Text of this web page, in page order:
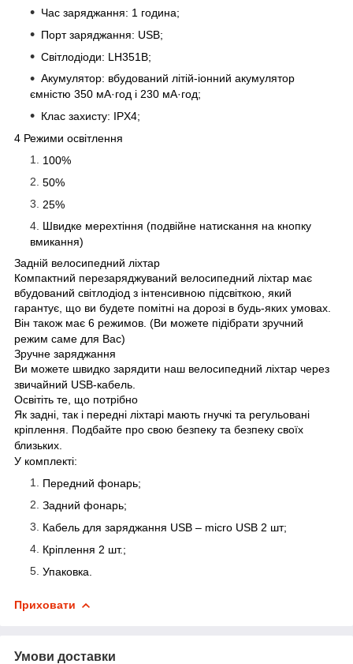
Час заряджання: 1 година;
Порт заряджання: USB;
Світлодіоди: LH351B;
Акумулятор: вбудований літій-іонний акумулятор
ємністю 350 мА·год і 230 мА·год;
Клас захисту: IPX4;
4 Режими освітлення
100%
50%
25%
Швидке мерехтіння (подвійне натискання на кнопку
вмикання)
Задній велосипедний ліхтар
Компактний перезаряджуваний велосипедний ліхтар має
вбудований світлодіод з інтенсивною підсвіткою, який
гарантує, що ви будете помітні на дорозі в будь-яких умовах.
Він також має 6 режимов (Ви можете підібрати зручний
режим саме для Вас)
Зручне заряджання
Ви можете швидко зарядити наш велосипедний ліхтар через
звичайний USB-кабель.
Освітіть те, що потрібно
Як задні, так і передні ліхтарі мають гнучкі та регульовані
кріплення. Подбайте про свою безпеку та безпеку своїх
близьких.
У комплекті:
Передний фонарь;
Задний фонарь;
Кабель для заряджання USB – micro USB 2 шт;
Кріплення 2 шт.;
Упаковка.
Приховати
Умови доставки